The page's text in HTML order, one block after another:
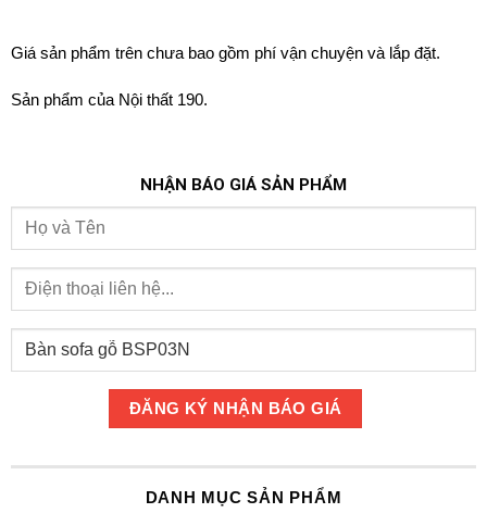
Giá sản phẩm trên chưa bao gồm phí vận chuyện và lắp đặt.
Sản phẩm của Nội thất 190.
NHẬN BÁO GIÁ SẢN PHẨM
DANH MỤC SẢN PHẨM